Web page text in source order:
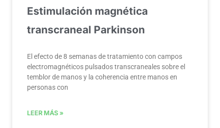
Estimulación magnética
transcraneal Parkinson
El efecto de 8 semanas de tratamiento con campos
electromagnéticos pulsados transcraneales sobre el
temblor de manos y la coherencia entre manos en
personas con
LEER MÁS »